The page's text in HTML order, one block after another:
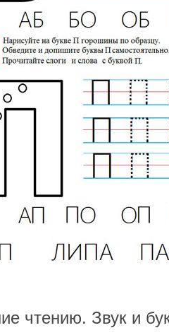
чтению. Звук и